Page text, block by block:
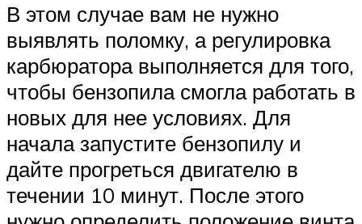
В этом случае вам не нужно
выявлять поломку, а регулировка
карбюратора выполняется для того,
чтобы бензопила смогла работать в
новых для нее условиях. Для
начала запустите бензопилу и
дайте прогреться двигателю в
течении 10 минут. После этого